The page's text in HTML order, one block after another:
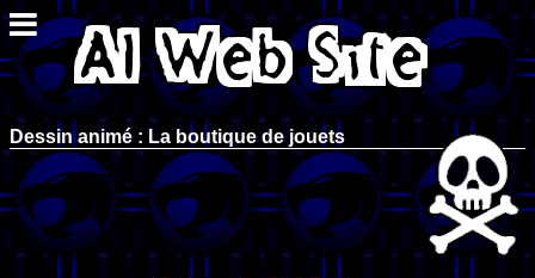
Dessin animé : La boutique de jouets